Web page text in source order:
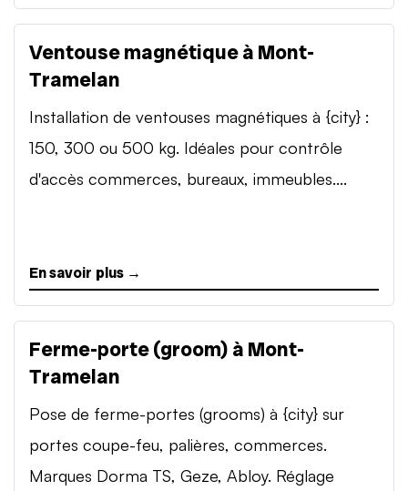
Ventouse magnétique à Mont-
Tramelan
Installation de ventouses magnétiques à {city} :
150, 300 ou 500 kg. Idéales pour contrôle
d'accès commerces, bureaux, immeubles....
En savoir plus →
Ferme-porte (groom) à Mont-
Tramelan
Pose de ferme-portes (grooms) à {city} sur
portes coupe-feu, palières, commerces.
Marques Dorma TS, Geze, Abloy. Réglage